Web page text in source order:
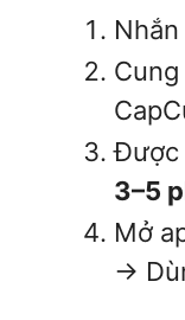
Được
3–5
Mở
→